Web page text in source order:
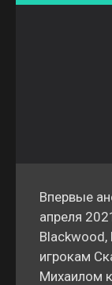
Впервые
апреля
Blackwood,
игрокам
Михаилом